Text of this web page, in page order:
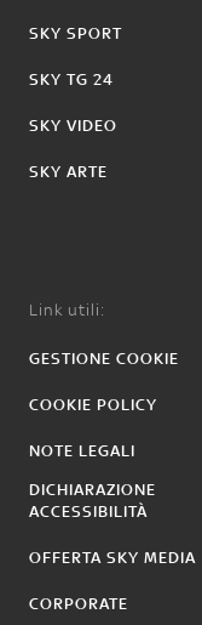
SKY SPORT
SKY TG 24
SKY VIDEO
SKY ARTE
Link utili:
GESTIONE COOKIE
COOKIE POLICY
NOTE LEGALI
DICHIARAZIONE
ACCESSIBILITÀ
OFFERTA SKY MEDIA
CORPORATE